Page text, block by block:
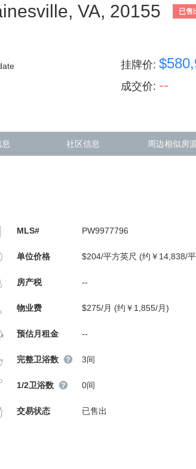
VA, 20155 已售
挂牌价:
成交价: --
社区信息 周边相似房
MLS# PW9977796
单位价格 $204/平方英尺 (约￥14,838/
房产税 --
物业费 $275/月 (约￥1,855/月)
预估月租金 --
完整卫浴数 3间
1/2卫浴数 0间
交易状态 已售出